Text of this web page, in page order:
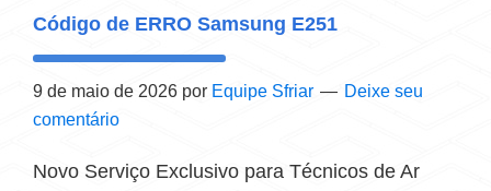
Código de ERRO Samsung E251
9 de maio de 2026 por Equipe Sfriar
Deixe seu
comentário
Novo Serviço Exclusivo para Técnicos de Ar